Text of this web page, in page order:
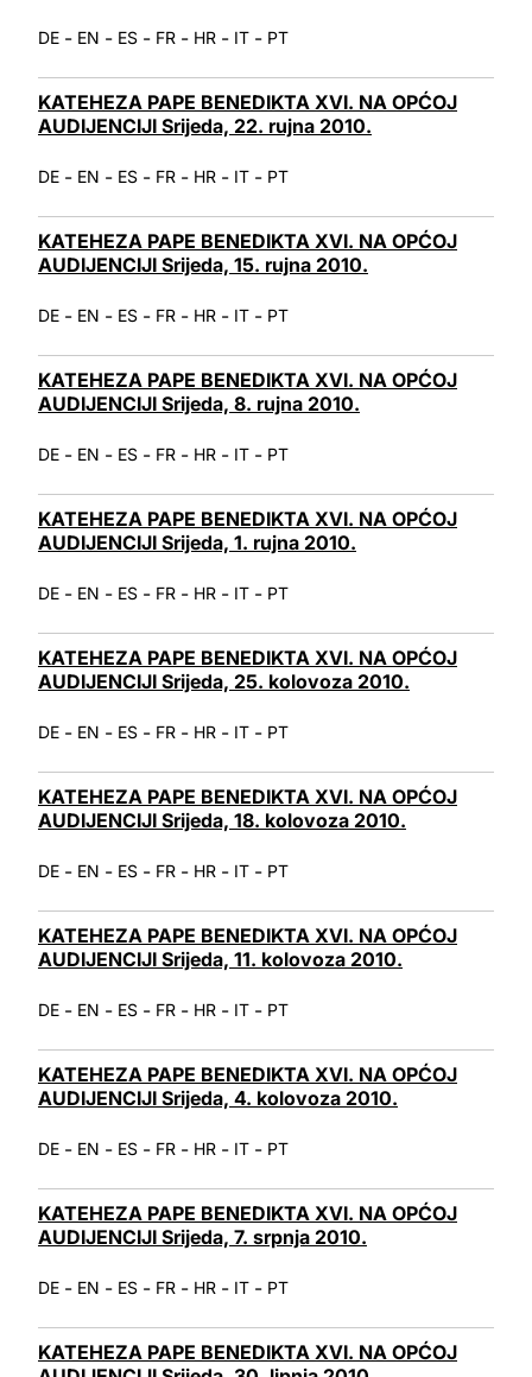
DE - EN - ES - FR - HR - IT - PT
KATEHEZA PAPE BENEDIKTA XVI. NA OPĆOJ
AUDIJENCIJI Srijeda, 22. rujna 2010.
DE - EN - ES - FR - HR - IT - PT
KATEHEZA PAPE BENEDIKTA XVI. NA OPĆOJ
AUDIJENCIJI Srijeda, 15. rujna 2010.
DE - EN - ES - FR - HR - IT - PT
KATEHEZA PAPE BENEDIKTA XVI. NA OPĆOJ
AUDIJENCIJI Srijeda, 8. rujna 2010.
DE - EN - ES - FR - HR - IT - PT
KATEHEZA PAPE BENEDIKTA XVI. NA OPĆOJ
AUDIJENCIJI Srijeda, 1. rujna 2010.
DE - EN - ES - FR - HR - IT - PT
KATEHEZA PAPE BENEDIKTA XVI. NA OPĆOJ
AUDIJENCIJI Srijeda, 25. kolovoza 2010.
DE - EN - ES - FR - HR - IT - PT
KATEHEZA PAPE BENEDIKTA XVI. NA OPĆOJ
AUDIJENCIJI Srijeda, 18. kolovoza 2010.
DE - EN - ES - FR - HR - IT - PT
KATEHEZA PAPE BENEDIKTA XVI. NA OPĆOJ
AUDIJENCIJI Srijeda, 11. kolovoza 2010.
DE - EN - ES - FR - HR - IT - PT
KATEHEZA PAPE BENEDIKTA XVI. NA OPĆOJ
AUDIJENCIJI Srijeda, 4. kolovoza 2010.
DE - EN - ES - FR - HR - IT - PT
KATEHEZA PAPE BENEDIKTA XVI. NA OPĆOJ
AUDIJENCIJI Srijeda, 7. srpnja 2010.
DE - EN - ES - FR - HR - IT - PT
KATEHEZA PAPE BENEDIKTA XVI. NA OPĆOJ